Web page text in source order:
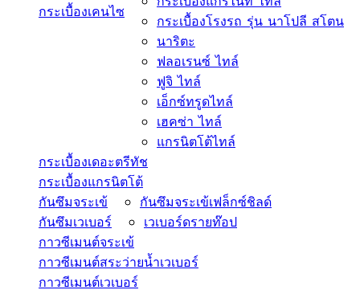
กระเบื้องเคนไซ
กระเบื้องโรงรถ รุ่น นาโปลี สโตน
นาริตะ
ฟลอเรนซ์ ไทล์
ฟูจิ ไทล์
เอ็กซ์ทรูดไทล์
เฮคซ่า ไทล์
แกรนิตโต้ไทล์
กระเบื้องเดอะตรีทัช
กระเบื้องแกรนิตโต้
กันซึมจระเข้
กันซึมจระเข้เฟล็กซ์ชิลด์
กันซึมเวเบอร์
เวเบอร์ดรายท๊อป
กาวซีเมนต์จระเข้
กาวซีเมนต์สระว่ายนํ้าเวเบอร์
กาวซีเมนต์เวเบอร์